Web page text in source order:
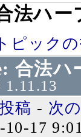
法ハー
ピック
合法ハ
1.11.13
稿 - 次
10-17